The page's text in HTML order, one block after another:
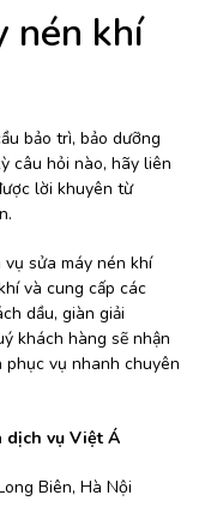
nén khí
bảo trì, bảo dưỡng
câu hỏi nào, hãy liên
lời khuyên từ
sửa máy nén khí
và cung cấp các
dầu, giàn giải
khách hàng sẽ nhận
vụ nhanh chuyên
dịch vụ Việt Á
Biên, Hà Nội